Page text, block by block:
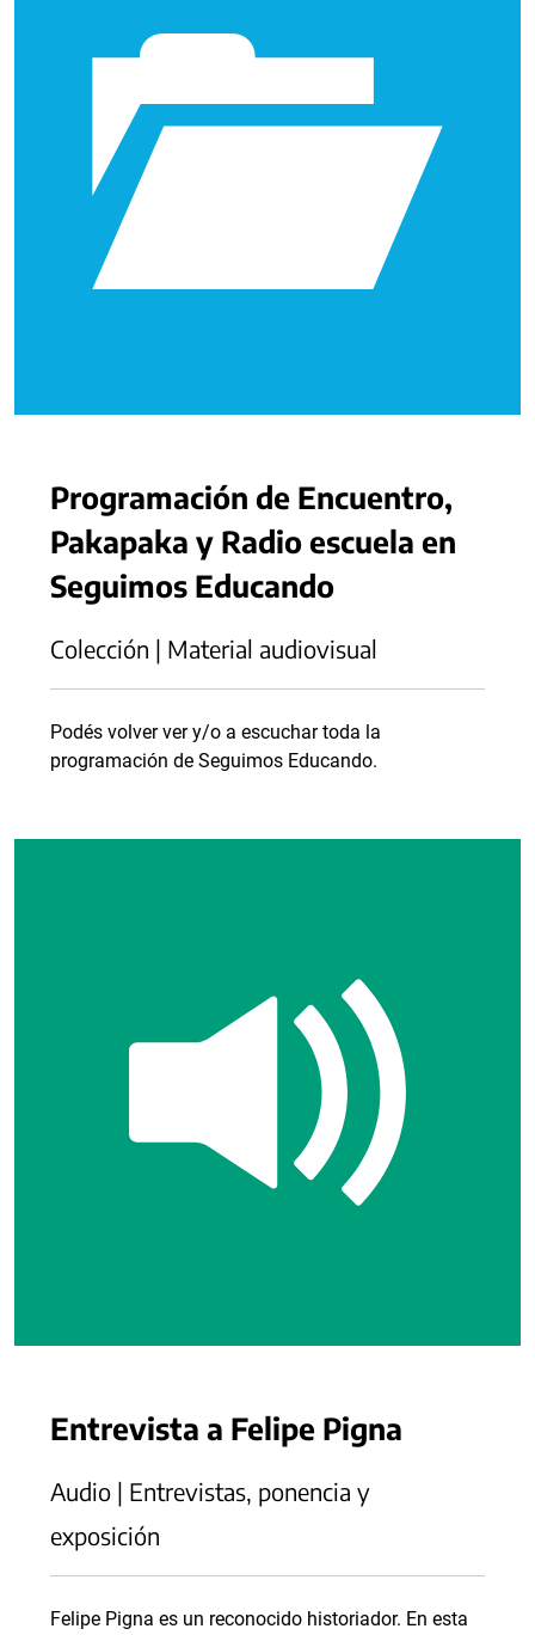
Programación de Encuentro,
Pakapaka y Radio escuela en
Seguimos Educando
Colección | Material audiovisual
Podés volver ver y/o a escuchar toda la
programación de Seguimos Educando.
Entrevista a Felipe Pigna
Audio | Entrevistas, ponencia y
exposición
Felipe Pigna es un reconocido historiador. En esta